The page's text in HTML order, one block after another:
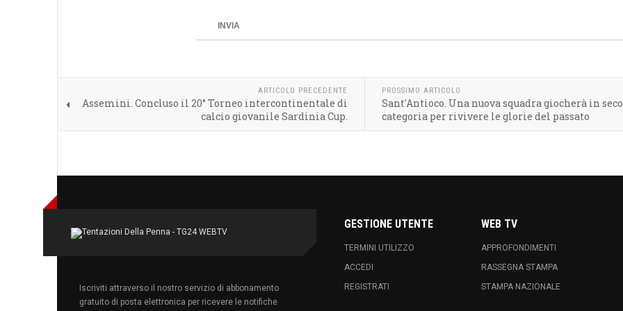
INVIA
ARTICOLO PRECEDENTE
Assemini. Concluso il 20° Torneo intercontinentale di
calcio giovanile Sardinia Cup.
PROSSIMO ARTICOLO
Sant'Antioco. Una nuova squadra giocherà in
categoria per rivivere le glorie del passato
Iscriviti attraverso il nostro servizio di abbonamento
gratuito di posta elettronica per ricevere le notifiche
GESTIONE UTENTE
TERMINI UTILIZZO
ACCEDI
REGISTRATI
WEB TV
APPROFONDIMENTI
RASSEGNA STAMPA
STAMPA NAZIONALE